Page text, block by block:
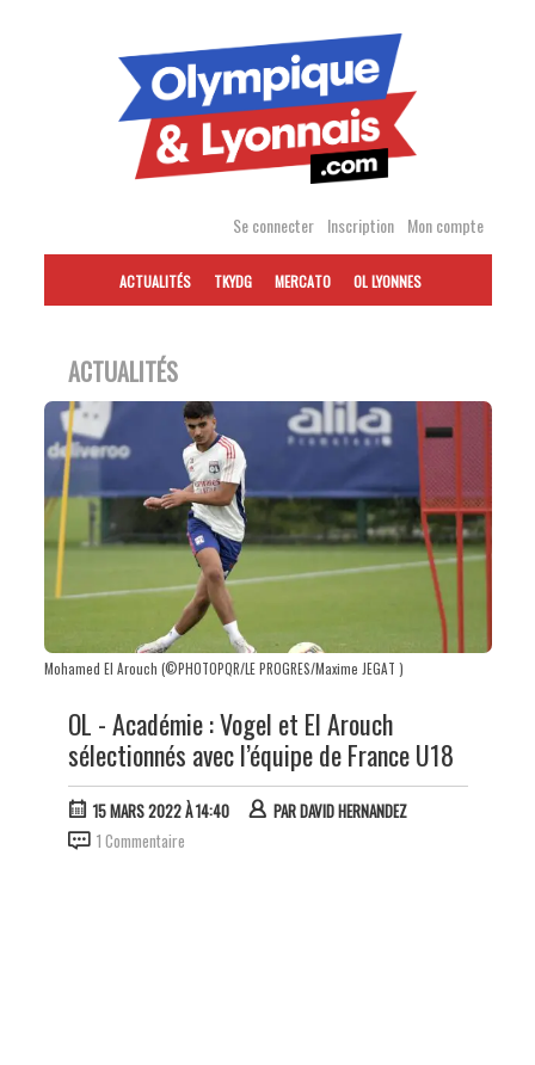
Se connecter Inscription Mon compte
ACTUALITÉS TKYDG MERCATO OL LYONNES
ACTUALITÉS
Mohamed El Arouch (©PHOTOPQR/LE PROGRES/Maxime JEGAT )
OL - Académie : Vogel et El Arouch
sélectionnés avec l’équipe de France U18
15 MARS 2022 À 14:40 PARDAVID HERNANDEZ
1 Commentaire